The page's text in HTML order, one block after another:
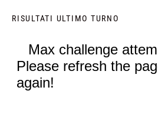
RISULTATI ULTIMO TURNO